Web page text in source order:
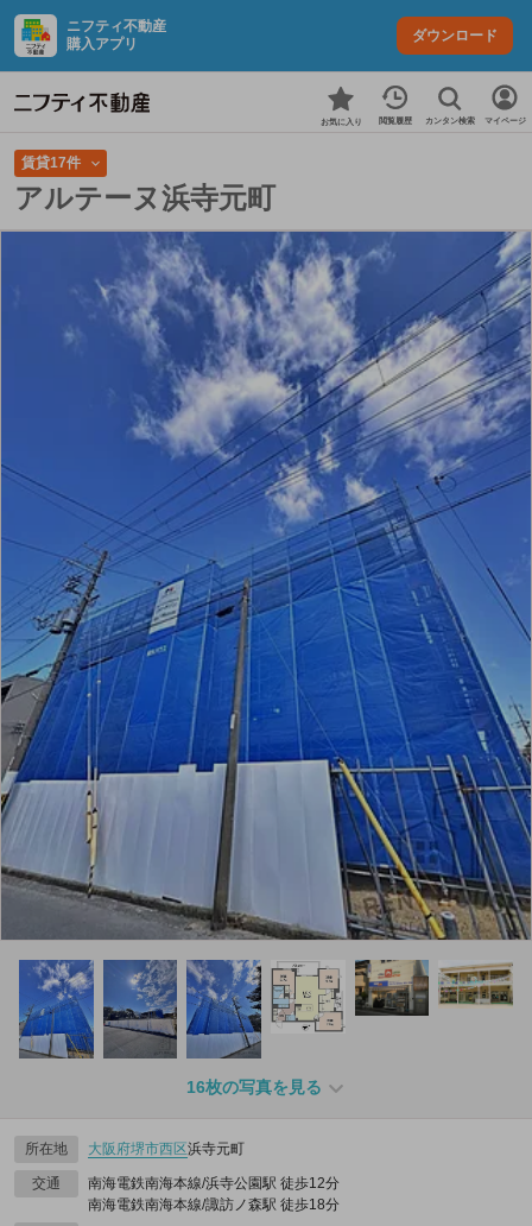
ニフティ不動産
購入アプリ
ダウンロード
お気に入り 閲覧履歴 カンタン検索 マイページ
賃貸17件
アルテーヌ浜寺元町
16枚の写真を見る
所在地 大阪府堺市西区浜寺元町
交通
南海電鉄南海本線/浜寺公園駅 徒歩12分
南海電鉄南海本線/諏訪ノ森駅 徒歩18分